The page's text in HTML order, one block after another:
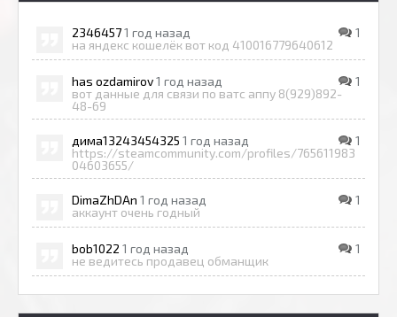
23464571 год назад
1
на яндекс кошелёк вот код 410016779640612
has ozdamirov1 год назад
1
вот данные для связи по ватс аппу 8(929)892-
48-69
дима13243454325 1 год назад
1
https://steamcommunity.com/profiles/765611983
04603655/
DimaZhDAn 1 год назад
1
аккаунт очень годный
bob1022 1 год назад
1
не ведитесь продавец обманщик